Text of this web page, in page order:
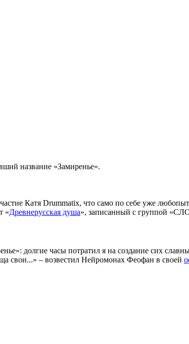
название «Замиренье».
Катя Drummatix, что само по себе уже
«Древнерусская душа», записанный с группой
долгие часы потратил я на создание сих
свои...» – возвестил Нейромонах Феофан в своей